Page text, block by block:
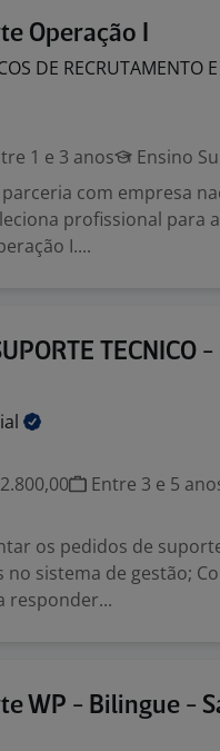
Operação I
DE RECRUTAMENTO
1 e 3 anos Ensino
com empresa
profissional para
I....
TECNICO -
Entre 3 e 5
os pedidos de
sistema de gestão;
responder...
WP - Bilingue -